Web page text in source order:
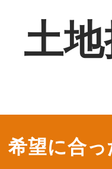
土
希望に合